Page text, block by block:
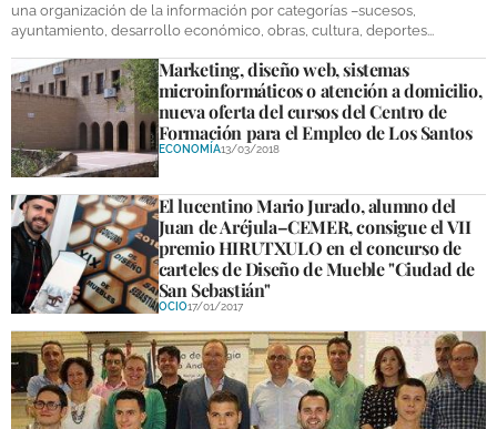
COMPETICIONES
DEPORTE BASE
OPINIÓN
VENTANA CIUDADANA
CÓRDOBA
PROVINCIA
SUBBÉTICA HOY
SALUD
OBRAS
una organización de la información por categorías –sucesos,
ayuntamiento, desarrollo económico, obras, cultura, deportes...
Marketing, diseño web, sistemas
microinformáticos o atención a domicilio,
nueva oferta del cursos del Centro de
Formación para el Empleo de Los Santos
ECONOMÍA13/03/2018
El lucentino Mario Jurado, alumno del
Juan de Aréjula–CEMER, consigue el VII
premio HIRUTXULO en el concurso de
carteles de Diseño de Mueble "Ciudad de
San Sebastián"
OCIO17/01/2017